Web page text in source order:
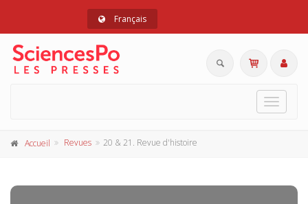
Français
Toggle
Accueil Revues 20 & 21. Revue d'histoire